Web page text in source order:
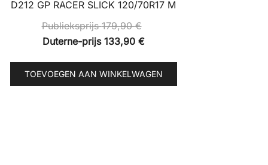
D212 GP RACER SLICK 120/70R17 M
Publieksprijs179,90€
Duterne-prijs 133,90 €
TOEVOEGEN AAN WINKELWAGEN